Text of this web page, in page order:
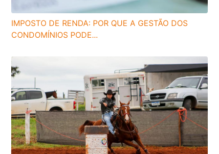
IMPOSTO DE RENDA: POR QUE A GESTÃO DOS
CONDOMÍNIOS PODE...